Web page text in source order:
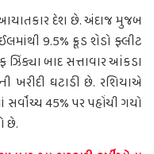
આયાતકાર દેશ છે. અંદાજ મુજબ
9.5% ક્રૂડ શેડો ફ્લીટ
ઝિંક્યા બાદ સત્તાવાર આંકડા
ખરીદી ઘટાડી છે. રશિયાએ
45% પર પહોંચી ગયો
છે.